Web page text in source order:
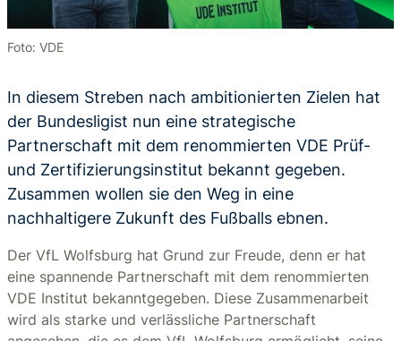
Foto: VDE
In diesem Streben nach ambitionierten Zielen hat
der Bundesligist nun eine strategische
Partnerschaft mit dem renommierten VDE Prüf-
und Zertifizierungsinstitut bekannt gegeben.
Zusammen wollen sie den Weg in eine
nachhaltigere Zukunft des Fußballs ebnen.
Der VfL Wolfsburg hat Grund zur Freude, denn er hat
eine spannende Partnerschaft mit dem renommierten
VDE Institut bekanntgegeben. Diese Zusammenarbeit
wird als starke und verlässliche Partnerschaft